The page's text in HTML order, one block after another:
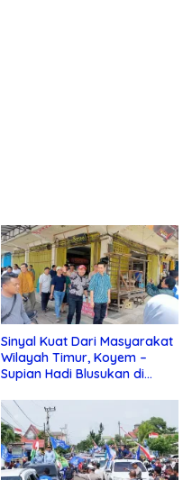
Sinyal Kuat Dari Masyarakat
Wilayah Timur, Koyem –
Supian Hadi Blusukan di